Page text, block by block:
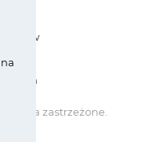
00
prawa zastrzeżone.